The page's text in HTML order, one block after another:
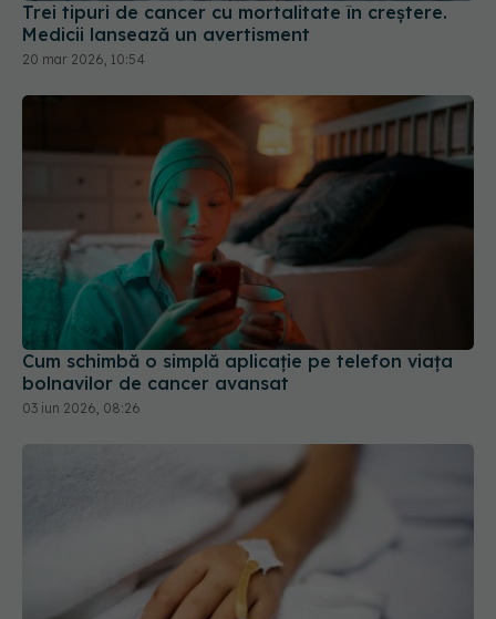
Trei tipuri de cancer cu mortalitate în creștere.
Medicii lansează un avertisment
20 mar 2026, 10:54
Cum schimbă o simplă aplicație pe telefon viața
bolnavilor de cancer avansat
03 iun 2026, 08:26